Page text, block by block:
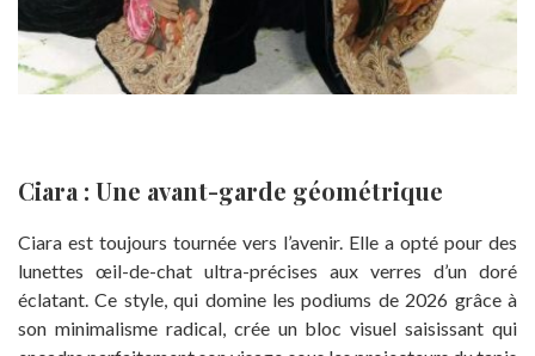
Ciara : Une avant-garde géométrique
Ciara est toujours tournée vers l’avenir. Elle a opté pour des
lunettes œil-de-chat ultra-précises aux verres d’un doré
éclatant. Ce style, qui domine les podiums de 2026 grâce à
son minimalisme radical, crée un bloc visuel saisissant qui